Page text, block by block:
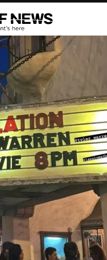
協定を締結 自治体との
を軸に地域活性化へ
ビュー】旧友レオ、ジャ
セッション
幕戦・現地リポート（高